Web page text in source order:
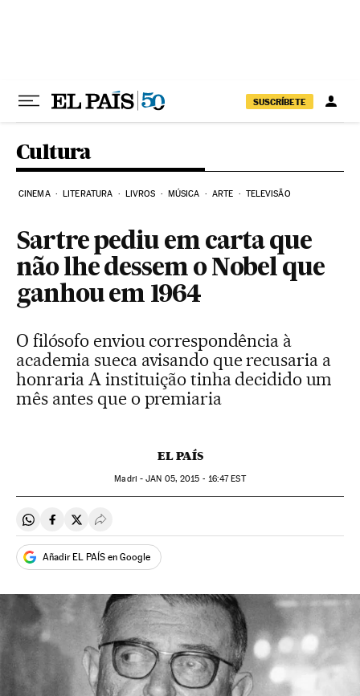
SUSCRÍBETE
Cultura
CINEMA LITERATURA LIVROS MÚSICA ARTE TELEVISÃO
Sartre pediu em carta que
não lhe dessem o Nobel que
ganhou em 1964
O filósofo enviou correspondência à
academia sueca avisando que recusaria a
honraria A instituição tinha decidido um
mês antes que o premiaria
EL PAÍS
Madri -JAN 05, 2015 - 16:47EST
Compartir en Whatsapp
Compartir en Facebook
Compartir en Twitter
Desplegar Redes Sociales
Añadir EL PAÍS en Google